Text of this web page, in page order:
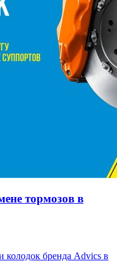
тормозов в
колодок бренда Advics в